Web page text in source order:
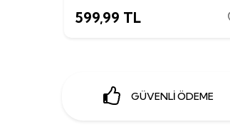
599,99 TL
GÜVENLİ ÖDEME